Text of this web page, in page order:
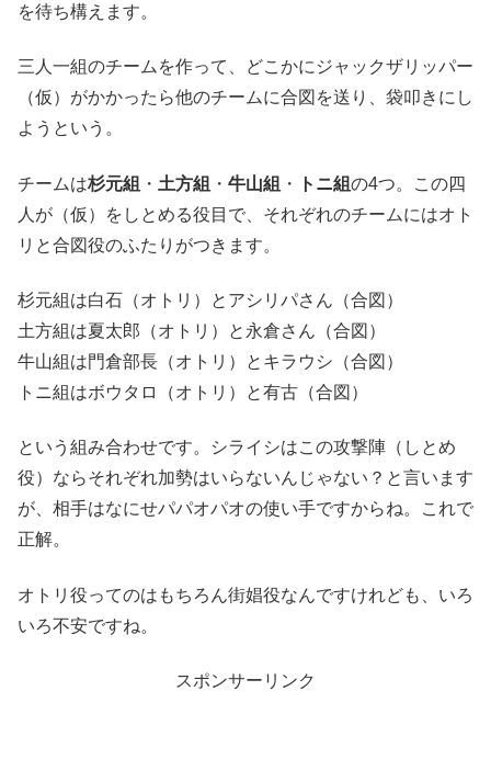
を待ち構えます。
三人一組のチームを作って、どこかにジャックザリッパー
（仮）がかかったら他のチームに合図を送り、袋叩きにし
ようという。
チームは杉元組 ・ 土方組 ・ 牛山組 ・ トニ組の4つ。この四
人が（仮）をしとめる役目で、それぞれのチームにはオト
リと合図役のふたりがつきます。
杉元組は白石（オトリ）とアシリパさん（合図）
土方組は夏太郎（オトリ）と永倉さん（合図）
牛山組は門倉部長（オトリ）とキラウシ（合図）
トニ組はボウタロ（オトリ）と有古（合図）
という組み合わせです。シライシはこの攻撃陣（しとめ
役）ならそれぞれ加勢はいらないんじゃない？と言います
が、相手はなにせパパオパオの使い手ですからね。これで
正解。
オトリ役ってのはもちろん街娼役なんですけれども、いろ
いろ不安ですね。
スポンサーリンク